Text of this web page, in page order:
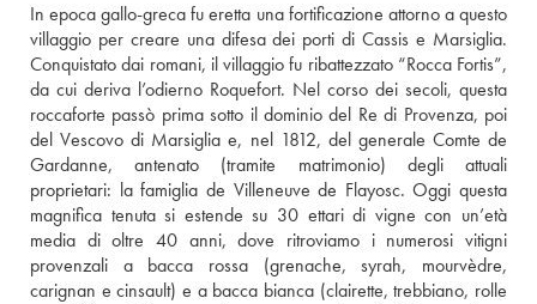
In epoca gallo-greca fu eretta una fortificazione attorno a questo
villaggio per creare una difesa dei porti di Cassis e Marsiglia.
Conquistato dai romani, il villaggio fu ribattezzato “Rocca Fortis”,
da cui deriva l’odierno Roquefort. Nel corso dei secoli, questa
roccaforte passò prima sotto il dominio del Re di Provenza, poi
del Vescovo di Marsiglia e, nel 1812, del generale Comte de
Gardanne, antenato (tramite matrimonio) degli attuali
proprietari: la famiglia de Villeneuve de Flayosc. Oggi questa
magnifica tenuta si estende su 30 ettari di vigne con un’età
media di oltre 40 anni, dove ritroviamo i numerosi vitigni
provenzali a bacca rossa (grenache, syrah, mourvèdre,
carignan e cinsault) e a bacca bianca (clairette, trebbiano, rolle